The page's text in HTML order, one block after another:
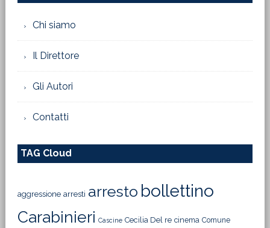
Chi siamo
Il Direttore
Gli Autori
Contatti
TAG Cloud
aggressione arresti arresto bollettino
Carabinieri Cascine Cecilia Del re cinema Comune